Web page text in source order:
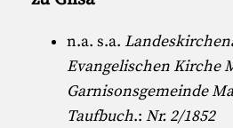
n.a. s.a.
Evangelischen Kirche
Garnisonsgemeinde
Taufbuch.:Nr. 2/1852